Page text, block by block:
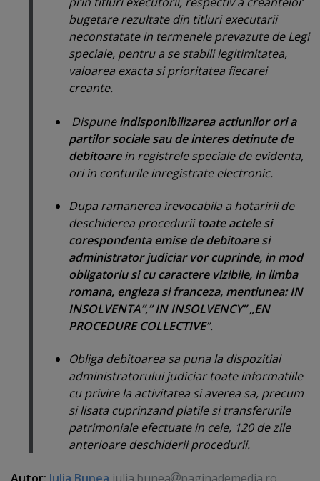
bugetare rezultate din titluri executarii
neconstatate in termenele prevazute de Legi
speciale, pentru a se stabili legitimitatea,
valoarea exacta si prioritatea fiecarei
creante.
Dispuneindisponibilizarea actiunilor ori a
partilor sociale sau de interes detinute de
debitoarein registrele speciale de evidenta,
ori in conturile inregistrate electronic.
Dupa ramanerea irevocabila a hotaririi de
deschiderea proceduriitoate actele si
corespondenta emise de debitoare si
administrator judiciar vor cuprinde, in mod
obligatoriu si cu caractere vizibile, in limba
romana, engleza si franceza, mentiunea: IN
INSOLVENTA”,” IN INSOLVENCY” „EN
PROCEDURE COLLECTIVE”.
Obliga debitoarea sa puna la dispozitiai
administratorului judiciar toate informatiile
cu privire la activitatea si averea sa, precum
si lisata cuprinzand platile si transferurile
patrimoniale efectuate in cele, 120 de zile
anterioare deschiderii procedurii.